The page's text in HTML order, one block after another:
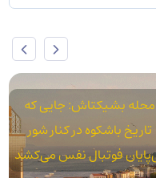
محله آکسارای: استانبول
واقعی در سایه قنات‌های رومی